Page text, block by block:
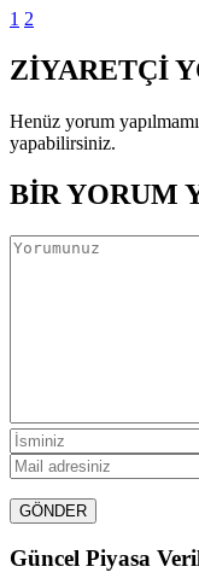
1 2
ZİYARETÇİ
Henüz yorum
yapabilirsiniz.
BİR YORUM
Güncel Piyasa